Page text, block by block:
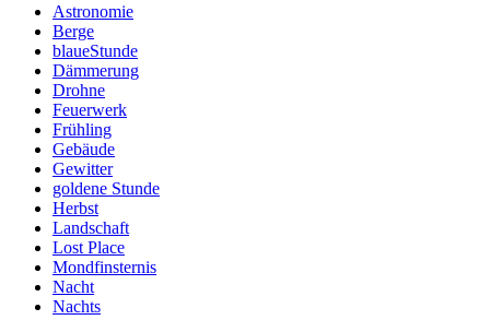
Astronomie
Berge
blaueStunde
Dämmerung
Drohne
Feuerwerk
Frühling
Gebäude
Gewitter
goldene Stunde
Herbst
Landschaft
Lost Place
Mondfinsternis
Nacht
Nachts